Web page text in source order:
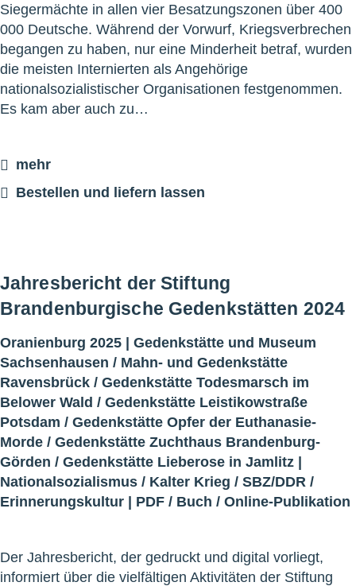
Siegermächte in allen vier Besatzungszonen über 400
000 Deutsche. Während der Vorwurf, Kriegsverbrechen
begangen zu haben, nur eine Minderheit betraf, wurden
die meisten Internierten als Angehörige
nationalsozialistischer Organisationen festgenommen.
Es kam aber auch zu…
mehr
Bestellen und liefern lassen
Jahresbericht der Stiftung
Brandenburgische Gedenkstätten 2024
Oranienburg 2025 | Gedenkstätte und Museum
Sachsenhausen / Mahn- und Gedenkstätte
Ravensbrück / Gedenkstätte Todesmarsch im
Belower Wald / Gedenkstätte Leistikowstraße
Potsdam / Gedenkstätte Opfer der Euthanasie-
Morde / Gedenkstätte Zuchthaus Brandenburg-
Görden / Gedenkstätte Lieberose in Jamlitz |
Nationalsozialismus / Kalter Krieg / SBZ/DDR /
Erinnerungskultur | PDF / Buch / Online-Publikation
Der Jahresbericht, der gedruckt und digital vorliegt,
informiert über die vielfältigen Aktivitäten der Stiftung